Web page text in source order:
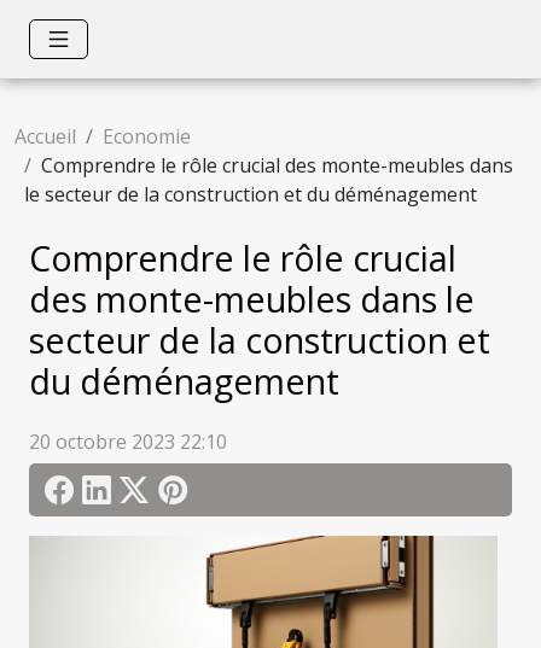
Accueil
Economie
Comprendre le rôle crucial des monte-meubles dans
le secteur de la construction et du déménagement
Comprendre le rôle crucial
des monte-meubles dans le
secteur de la construction et
du déménagement
20 octobre 2023 22:10